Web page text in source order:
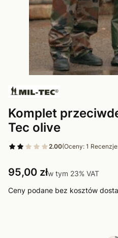
Komplet
Tec olive
2.00(Oceny: 1
Cena
95,00 złw tym 23% VAT
w tym 23% VAT
Ceny podane bez kosztów